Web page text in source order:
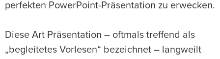
perfekten PowerPoint-Präsentation zu erwecken.
Diese Art Präsentation – oftmals treffend als
„begleitetes Vorlesen“ bezeichnet – langweilt